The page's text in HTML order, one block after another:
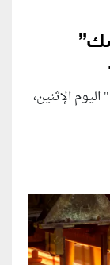
الإثنين،